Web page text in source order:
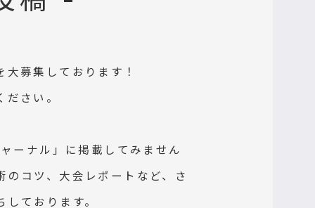
募集しております！
さい。
ーナル」に掲載してみません
コツ、大会レポートなど、さ
ております。